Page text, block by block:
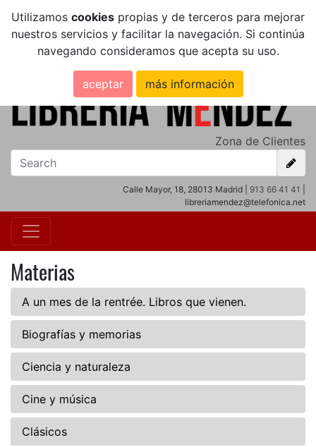
Utilizamos cookies propias y de terceros para mejorar
nuestros servicios y facilitar la navegación. Si continúa
navegando consideramos que acepta su uso.
aceptar más información
Zona de Clientes
Calle Mayor, 18, 28013 Madrid | 913 66 41 41
libreriamendez@telefonica.net
Materias
A un mes de la rentrée. Libros que vienen.
Biografías y memorias
Ciencia y naturaleza
Cine y música
Clásicos